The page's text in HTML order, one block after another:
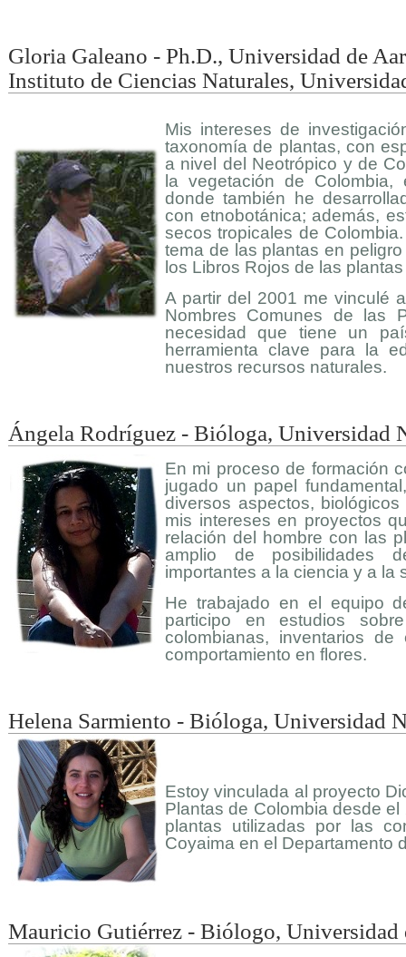
Gloria Galeano - Ph.D., Universidad de
Instituto de Ciencias Naturales,
Mis intereses de
taxonomía de plantas, con
a nivel del Neotrópico y de
la vegetación de
donde también he
con etnobotánica; además,
secos tropicales de
tema de las plantas en
los Libros Rojos de las
A partir del 2001 me vinculé
Nombres Comunes de las
necesidad que tiene un
herramienta clave para la
nuestros recursos naturales.
Ángela Rodríguez - Bióloga, Universidad
En mi proceso de formación
jugado un papel
diversos aspectos,
mis intereses en proyectos
relación del hombre con las
amplio de posibilidades
importantes a la ciencia y a la
He trabajado en el equipo
participo en estudios
colombianas, inventarios
comportamiento en flores.
Helena Sarmiento - Bióloga, Universidad
Estoy vinculada al proyecto
Plantas de Colombia desde
plantas utilizadas por las
Coyaima en el Departamento
Mauricio Gutiérrez - Biólogo, Universidad